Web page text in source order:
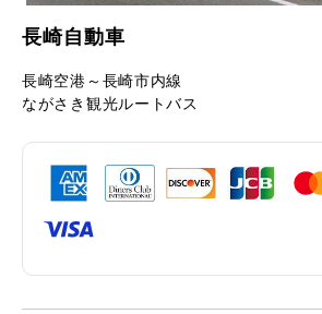
長崎自動車
長崎空港～長崎市内線
ながさき観光ルートバス